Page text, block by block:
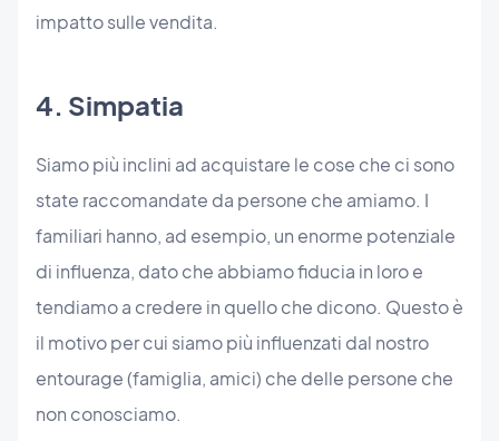
impatto sulle vendita.
4. Simpatia
Siamo più inclini ad acquistare le cose che ci sono
state raccomandate da persone che amiamo. I
familiari hanno, ad esempio, un enorme potenziale
di influenza, dato che abbiamo fiducia in loro e
tendiamo a credere in quello che dicono. Questo è
il motivo per cui siamo più influenzati dal nostro
entourage (famiglia, amici) che delle persone che
non conosciamo.